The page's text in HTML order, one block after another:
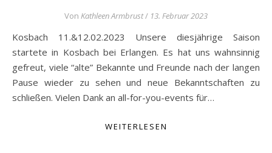
Von Kathleen Armbrust/ 13. Februar 2023
Kosbach 11.&12.02.2023 Unsere diesjährige Saison
startete in Kosbach bei Erlangen. Es hat uns wahnsinnig
gefreut, viele “alte” Bekannte und Freunde nach der langen
Pause wieder zu sehen und neue Bekanntschaften zu
schließen. Vielen Dank an all-for-you-events für…
WEITERLESEN